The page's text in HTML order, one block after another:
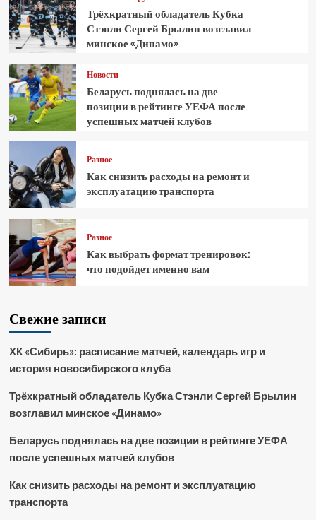
Трёхкратный обладатель Кубка
Стэнли Сергей Брылин возглавил
минское «Динамо»
Новости
Беларусь поднялась на две
позиции в рейтинге УЕФА после
успешных матчей клубов
Разное
Как снизить расходы на ремонт и
эксплуатацию транспорта
Разное
Как выбрать формат тренировок:
что подойдет именно вам
Свежие записи
ХК «Сибирь»: расписание матчей, календарь игр и
история новосибирского клуба
Трёхкратный обладатель Кубка Стэнли Сергей Брылин
возглавил минское «Динамо»
Беларусь поднялась на две позиции в рейтинге УЕФА
после успешных матчей клубов
Как снизить расходы на ремонт и эксплуатацию
транспорта